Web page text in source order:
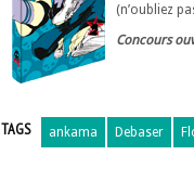
(n’oubliez
Concours
TAGS ankama Debaser